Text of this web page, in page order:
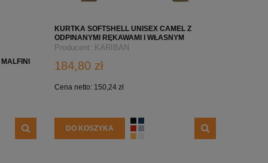
KURTKA SOFTSHELL UNISEX CAMEL Z
ODPINANYMI RĘKAWAMI I WŁASNYM
NADRUKIEM LOGO FIRMY– KA422
Producent: KARIBAN
184,80 zł
Cena netto: 150,24 zł
DO KOSZYKA